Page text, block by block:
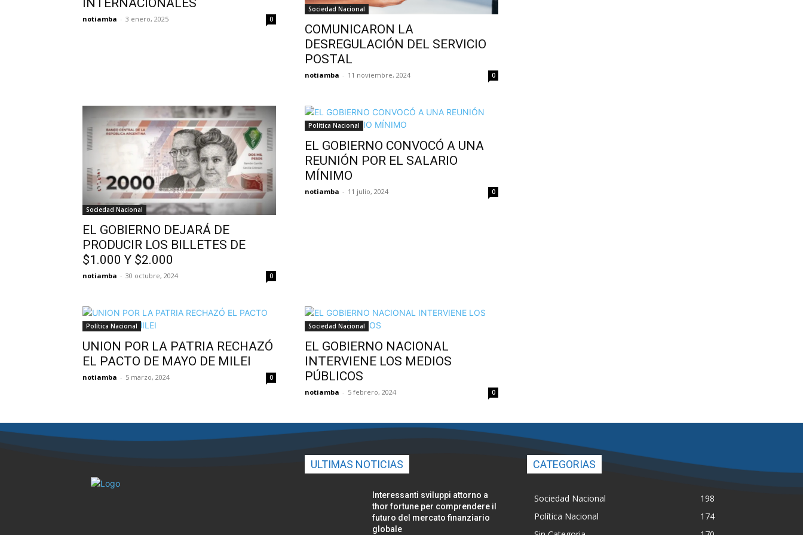
INTERNACIONALES
notiamba - 3 enero, 2025 0
Sociedad Nacional
COMUNICARON LA
DESREGULACIÓN DEL SERVICIO
POSTAL
notiamba - 11 noviembre, 2024 0
Sociedad Nacional
EL GOBIERNO DEJARÁ DE
PRODUCIR LOS BILLETES DE
$1.000 Y $2.000
notiamba - 30 octubre, 2024 0
Política Nacional
EL GOBIERNO CONVOCÓ A UNA
REUNIÓN POR EL SALARIO
MÍNIMO
notiamba - 11 julio, 2024 0
Política Nacional
UNION POR LA PATRIA RECHAZÓ
EL PACTO DE MAYO DE MILEI
notiamba - 5 marzo, 2024 0
Sociedad Nacional
EL GOBIERNO NACIONAL
INTERVIENE LOS MEDIOS
PÚBLICOS
notiamba - 5 febrero, 2024 0
ULTIMAS NOTICIAS
Interessanti sviluppi attorno a
thor fortune per comprendere il
futuro del mercato finanziario
globale
CATEGORIAS
Sociedad Nacional
198
Política Nacional
174